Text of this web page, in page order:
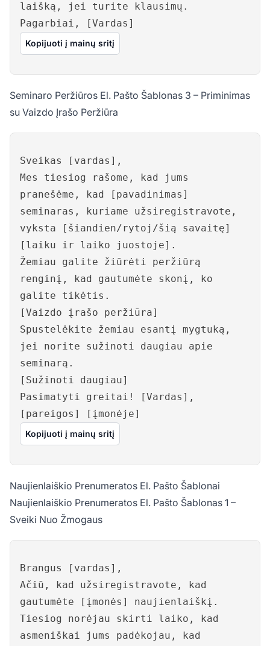
laišką, jei turite klausimų.
Pagarbiai, [Vardas]
Kopijuoti į mainų sritį
Seminaro Peržiūros El. Pašto Šablonas 3 – Priminimas
su Vaizdo Įrašo Peržiūra
Sveikas [vardas],
Mes tiesiog rašome, kad jums
pranešėme, kad [pavadinimas]
seminaras, kuriame užsiregistravote,
vyksta [šiandien/rytoj/šią savaitę]
[laiku ir laiko juostoje].
Žemiau galite žiūrėti peržiūrą
renginį, kad gautumėte skonį, ko
galite tikėtis.
[Vaizdo įrašo peržiūra]
Spustelėkite žemiau esantį mygtuką,
jei norite sužinoti daugiau apie
seminarą.
[Sužinoti daugiau]
Pasimatyti greitai! [Vardas],
[pareigos] [įmonėje]
Kopijuoti į mainų sritį
Naujienlaiškio Prenumeratos El. Pašto Šablonai
Naujienlaiškio Prenumeratos El. Pašto Šablonas 1 –
Sveiki Nuo Žmogaus
Brangus [vardas],
Ačiū, kad užsiregistravote, kad
gautumėte [įmonės] naujienlaiškį.
Tiesiog norėjau skirti laiko, kad
asmeniškai jums padėkojau, kad